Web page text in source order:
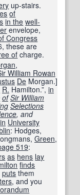
up-stairs.
of
in the well-
envelope,
Congress
these are
of charge.
,
William Rowan
De Morgan.]
R. Hamilton.”, in
of Sir William
Selections
, and
University
: Hodges,
Green,
519:
as hens lay
finds
puts them
, and you